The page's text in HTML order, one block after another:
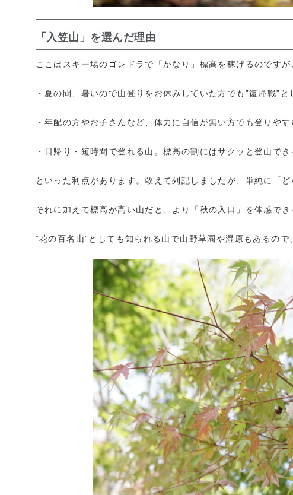
「入笠山」を選んだ理由
ここはスキー場のゴンドラで「かなり」標高を稼げるのですが
・夏の間、暑いので山登りをお休みしていた方でも”復帰戦”と
・年配の方やお子さんなど、体力に自信が無い方でも登りや
・日帰り・短時間で登れる山。標高の割にはサクッと登山でき
といった利点があります。敢えて列記しましたが、単純に「
それに加えて標高が高い山だと、より「秋の入口」を体感で
”花の百名山”としても知られる山で山野草園や湿原もあるの